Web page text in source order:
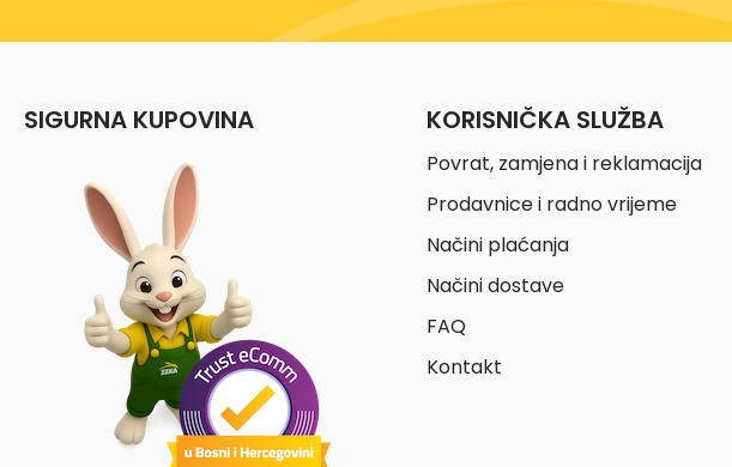
SIGURNA KUPOVINA KORISNIČKA SLUŽBA
Povrat, zamjena i reklamacija
Prodavnice i radno vrijeme
Načini plaćanja
Načini dostave
FAQ
Kontakt